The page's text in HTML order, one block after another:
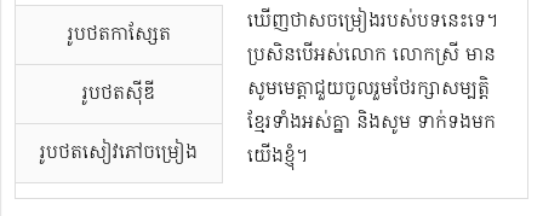
រូបថតកាសែ្សត
រូបថតស៊ីឌី
រូបថតសៀវភៅចម្រៀង
ឃើញថាសចម្រៀងរបស់បទនេះទេ។
ប្រសិនបើអស់លោក លោកស្រី មាន
សូមមេត្តាជួយចូលរួមថែរក្សាសម្បត្តិ
ខ្មែរទាំងអស់គ្នា និងសូម ទាក់ទងមក
យើងខ្ញុំ។